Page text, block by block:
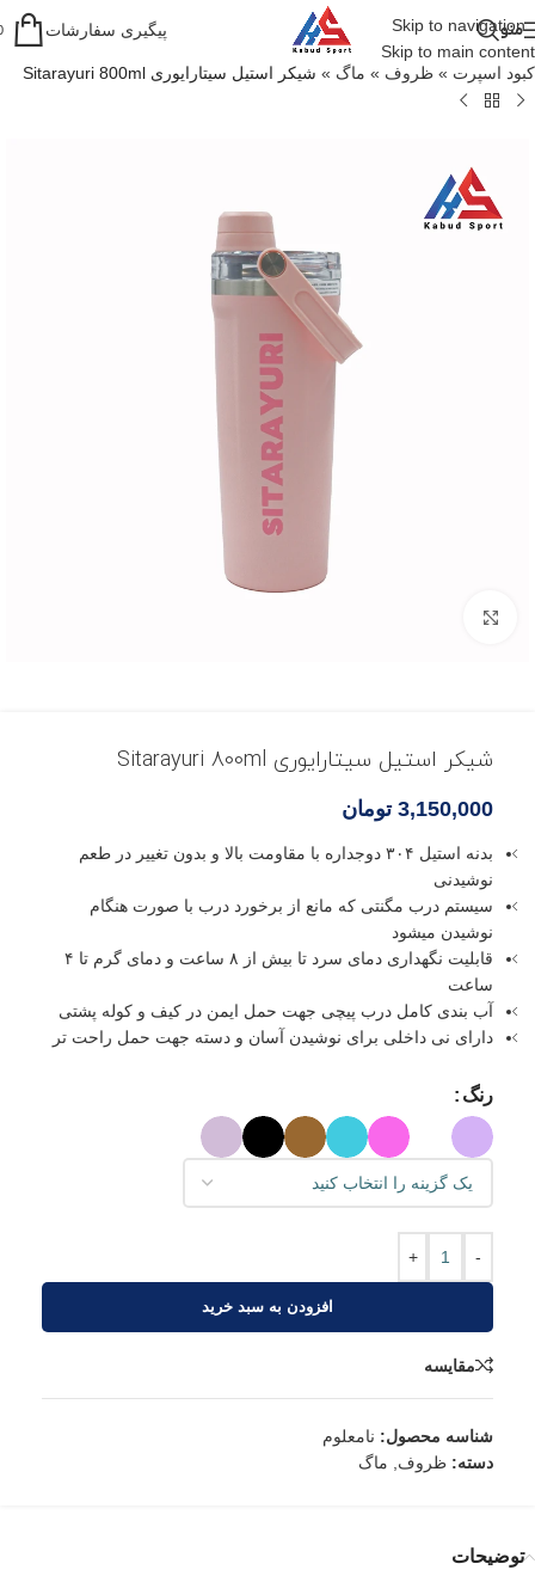
Skip to navigation
Skip to main content
منو پیگیری سفارشات
کبود اسپرت » ظروف » ماگ » شیکر استیل سیتارایوری Sitarayuri 800ml
شیکر استیل سیتارایوری Sitarayuri 800ml
3,150,000 تومان
بدنه استیل ۳۰۴ دوجداره با مقاومت بالا و بدون تغییر در طعم
نوشیدنی
سیستم درب مگنتی که مانع از برخورد درب با صورت هنگام
نوشیدن میشود
قابلیت نگهداری دمای سرد تا بیش از ۸ ساعت و دمای گرم تا ۴
ساعت
آب بندی کامل درب پیچی جهت حمل ایمن در کیف و کوله پشتی
دارای نی داخلی برای نوشیدن آسان و دسته جهت حمل راحت تر
رنگ
-
+
افزودن به سبد خرید
مقایسه
شناسه محصول: نامعلوم
دسته: ظروف ماگ
توضیحات